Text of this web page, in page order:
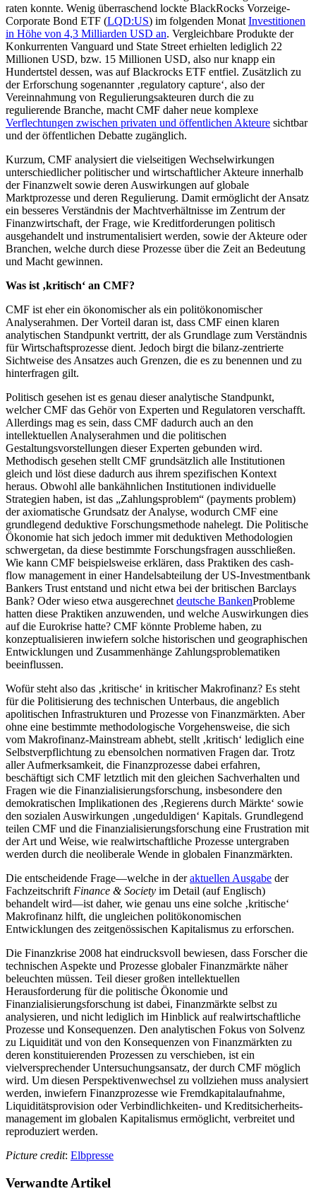
raten konnte. Wenig überraschend lockte BlackRocks Vorzeige-
Corporate Bond ETF (LQD:US) im folgenden Monat Investitionen
in Höhe von 4,3 Milliarden USD an. Vergleichbare Produkte der
Konkurrenten Vanguard und State Street erhielten lediglich 22
Millionen USD, bzw. 15 Millionen USD, also nur knapp ein
Hundertstel dessen, was auf Blackrocks ETF entfiel. Zusätzlich zu
der Erforschung sogenannter ‚regulatory capture‘, also der
Vereinnahmung von Regulierungsakteuren durch die zu
regulierende Branche, macht CMF daher neue komplexe
Verflechtungen zwischen privaten und öffentlichen Akteure sichtbar
und der öffentlichen Debatte zugänglich.
Kurzum, CMF analysiert die vielseitigen Wechselwirkungen
unterschiedlicher politischer und wirtschaftlicher Akteure innerhalb
der Finanzwelt sowie deren Auswirkungen auf globale
Marktprozesse und deren Regulierung. Damit ermöglicht der Ansatz
ein besseres Verständnis der Machtverhältnisse im Zentrum der
Finanzwirtschaft, der Frage, wie Kreditforderungen politisch
ausgehandelt und instrumentalisiert werden, sowie der Akteure oder
Branchen, welche durch diese Prozesse über die Zeit an Bedeutung
und Macht gewinnen.
Was ist ‚kritisch‘ an CMF?
CMF ist eher ein ökonomischer als ein politökonomischer
Analyserahmen. Der Vorteil daran ist, dass CMF einen klaren
analytischen Standpunkt vertritt, der als Grundlage zum Verständnis
für Wirtschaftsprozesse dient. Jedoch birgt die bilanz-zentrierte
Sichtweise des Ansatzes auch Grenzen, die es zu benennen und zu
hinterfragen gilt.
Politisch gesehen ist es genau dieser analytische Standpunkt,
welcher CMF das Gehör von Experten und Regulatoren verschafft.
Allerdings mag es sein, dass CMF dadurch auch an den
intellektuellen Analyserahmen und die politischen
Gestaltungsvorstellungen dieser Experten gebunden wird.
Methodisch gesehen stellt CMF grundsätzlich alle Institutionen
gleich und löst diese dadurch aus ihrem spezifischen Kontext
heraus. Obwohl alle bankähnlichen Institutionen individuelle
Strategien haben, ist das „Zahlungsproblem“ (payments problem)
der axiomatische Grundsatz der Analyse, wodurch CMF eine
grundlegend deduktive Forschungsmethode nahelegt. Die Politische
Ökonomie hat sich jedoch immer mit deduktiven Methodologien
schwergetan, da diese bestimmte Forschungsfragen ausschließen.
Wie kann CMF beispielsweise erklären, dass Praktiken des cash-
flow management in einer Handelsabteilung der US-Investmentbank
Bankers Trust entstand und nicht etwa bei der britischen Barclays
Bank? Oder wieso etwa ausgerechnet deutsche BankenProbleme
hatten diese Praktiken anzuwenden, und welche Auswirkungen dies
auf die Eurokrise hatte? CMF könnte Probleme haben, zu
konzeptualisieren inwiefern solche historischen und geographischen
Entwicklungen und Zusammenhänge Zahlungsproblematiken
beeinflussen.
Wofür steht also das ‚kritische‘ in kritischer Makrofinanz? Es steht
für die Politisierung des technischen Unterbaus, die angeblich
apolitischen Infrastrukturen und Prozesse von Finanzmärkten. Aber
ohne eine bestimmte methodologische Vorgehensweise, die sich
vom Makrofinanz-Mainstream abhebt, stellt ‚kritisch‘ lediglich eine
Selbstverpflichtung zu ebensolchen normativen Fragen dar. Trotz
aller Aufmerksamkeit, die Finanzprozesse dabei erfahren,
beschäftigt sich CMF letztlich mit den gleichen Sachverhalten und
Fragen wie die Finanzialisierungsforschung, insbesondere den
demokratischen Implikationen des ‚Regierens durch Märkte‘ sowie
den sozialen Auswirkungen ‚ungeduldigen‘ Kapitals. Grundlegend
teilen CMF und die Finanzialisierungsforschung eine Frustration mit
der Art und Weise, wie realwirtschaftliche Prozesse untergraben
werden durch die neoliberale Wende in globalen Finanzmärkten.
Die entscheidende Frage—welche in deraktuellen Ausgabe der
Fachzeitschrift Finance & Society im Detail (auf Englisch)
behandelt wird—ist daher, wie genau uns eine solche ‚kritische‘
Makrofinanz hilft, die ungleichen politökonomischen
Entwicklungen des zeitgenössischen Kapitalismus zu erforschen.
Die Finanzkrise 2008 hat eindrucksvoll bewiesen, dass Forscher die
technischen Aspekte und Prozesse globaler Finanzmärkte näher
beleuchten müssen. Teil dieser großen intellektuellen
Herausforderung für die politische Ökonomie und
Finanzialisierungsforschung ist dabei, Finanzmärkte selbst zu
analysieren, und nicht lediglich im Hinblick auf realwirtschaftliche
Prozesse und Konsequenzen. Den analytischen Fokus von Solvenz
zu Liquidität und von den Konsequenzen von Finanzmärkten zu
deren konstituierenden Prozessen zu verschieben, ist ein
vielversprechender Untersuchungsansatz, der durch CMF möglich
wird. Um diesen Perspektivenwechsel zu vollziehen muss analysiert
werden, inwiefern Finanzprozesse wie Fremdkapitalaufnahme,
Liquiditätsprovision oder Verbindlichkeiten- und Kreditsicherheits-
management im globalen Kapitalismus ermöglicht, verbreitet und
reproduziert werden.
Picture credit: Elbpresse
Verwandte Artikel